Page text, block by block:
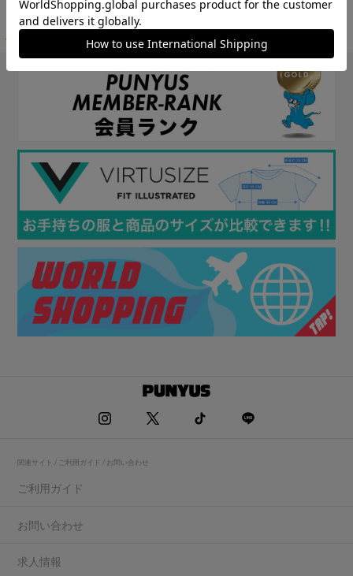
￥3,300
関連サイト / ご利用ガイド / お問い合わせ
ご利用ガイド
お問い合わせ
求人情報